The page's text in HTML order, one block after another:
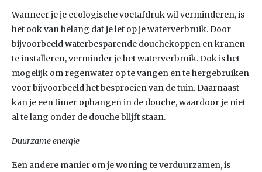
Wanneer je je ecologische voetafdruk wil verminderen, is
het ook van belang dat je let op je waterverbruik. Door
bijvoorbeeld waterbesparende douchekoppen en kranen
te installeren, verminder je het waterverbruik. Ook is het
mogelijk om regenwater op te vangen en te hergebruiken
voor bijvoorbeeld het besproeien van de tuin. Daarnaast
kan je een timer ophangen in de douche, waardoor je niet
al te lang onder de douche blijft staan.
Duurzame energie
Een andere manier om je woning te verduurzamen, is